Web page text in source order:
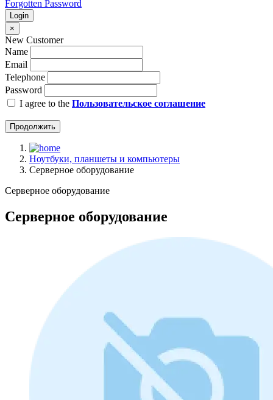
Forgotten Password
Login
×
New Customer
Name
Email
Telephone
Password
I agree to the Пользовательское соглашение
Продолжить
Ноутбуки, планшеты и компьютеры
Серверное оборудование
Серверное оборудование
Серверное оборудование